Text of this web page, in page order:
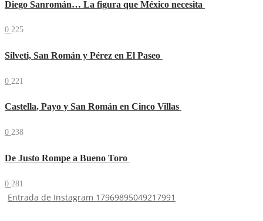
Diego Sanromán… La figura que México necesita
0 225
Silveti, San Román y Pérez en El Paseo
0 221
Castella, Payo y San Román en Cinco Villas
0 238
De Justo Rompe a Bueno Toro
0 281
Entrada de Instagram 17969895049217991